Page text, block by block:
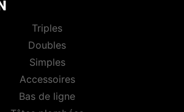
Triples
Doubles
Simples
Accessoires
Bas de ligne